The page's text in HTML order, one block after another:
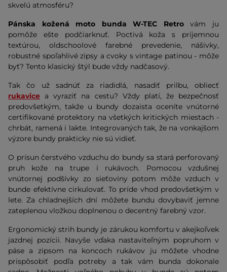
skvelú atmosféru?
Pánska kožená moto bunda W-TEC Retrovám ju
pomôže ešte podčiarknuť. Poctivá koža s príjemnou
textúrou, oldschoolové farebné prevedenie, nášivky,
robustné spoľahlivé zipsy a cvoky s vintage patinou - môže
byť? Tento klasický štýl bude vždy nadčasový.
Tak čo už sadnúť za riadidlá, nasadiť prilbu, obliecť
rukavice a vyraziť na cestu? Vždy platí, že bezpečnosť
predovšetkým, takže u bundy dozaista oceníte vnútorné
certifikované protektory na všetkých kritických miestach -
chrbát, ramená i lakte. Integrovaných tak, že na vonkajšom
výzore bundy prakticky nie sú vidieť.
O prísun čerstvého vzduchu do bundy sa stará perforovaný
pruh kože na trupe i rukávoch. Pomocou vzdušnej
vnútornej podšívky zo sieťoviny potom môže vzduch v
bunde efektívne cirkulovať. To príde vhod predovšetkým v
lete. Za chladnejších dní môžete bundu dovybaviť jemne
zateplenou vložkou doplnenou o decentný farebný vzor.
Ergonomický strih bundy je zárukou komfortu v akejkoľvek
jazdnej pozícii. Navyše vďaka nastaviteľným popruhom v
páse a zipsom na koncoch rukávov ju môžete vhodne
prispôsobiť podľa potreby a tak vám bunda dokonale